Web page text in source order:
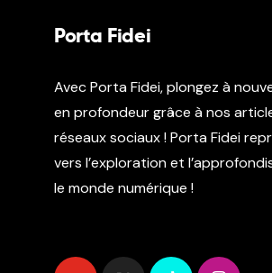
Porta Fidei
Avec Porta Fidei, plongez à
en profondeur grâce à nos
réseaux sociaux ! Porta Fidei
vers l’exploration et
le monde numérique !